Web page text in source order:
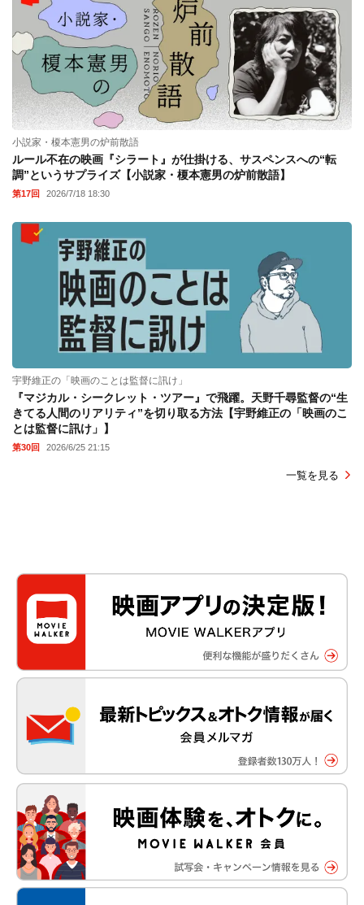
小説家・榎本憲男の炉前散語
ルール不在の映画『シラート』が仕掛ける、サスペンスへの“転
調”というサプライズ【小説家・榎本憲男の炉前散語】
第17回 2026/7/18 18:30
宇野維正の「映画のことは監督に訊け」
『マジカル・シークレット・ツアー』で飛躍。天野千尋監督の“生
きてる人間のリアリティ”を切り取る方法【宇野維正の「映画のこ
とは監督に訊け」】
第30回 2026/6/25 21:15
一覧を見る